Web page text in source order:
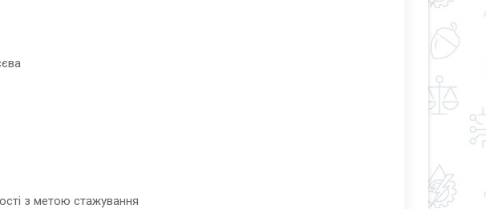
з метою стажування